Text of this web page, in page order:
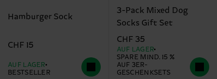
Hamburger Sock
CHF 15
AUF LAGER
BESTSELLER
3-Pack Mixed Dog
Socks Gift Set
CHF 35
AUF LAGER
SPARE MIND. 15 %
AUF 3ER-
GESCHENKSETS